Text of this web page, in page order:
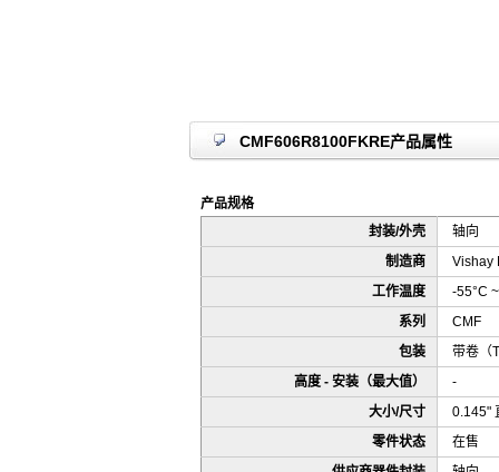
CMF606R8100FKRE产品属性
产品规格
封装/外壳
轴向
制造商
Vishay
工作温度
-55°C
系列
CMF
包装
带卷（
高度 - 安装（最大值）
-
大小/尺寸
0.145"
零件状态
在售